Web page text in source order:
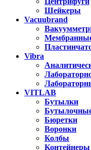
Шейкеры
Vacuubrand
Vibra
VITLAB
Бутылки
Бюретки
Воронки
Колбы
Контейнеры